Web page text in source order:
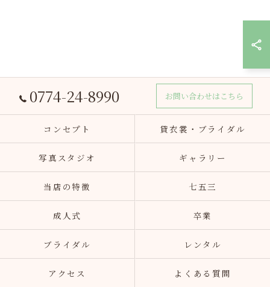
0774-24-8990 お問い合わせはこちら
コンセプト 貸衣裳・ブライダル
写真スタジオ ギャラリー
当店の特徴 七五三
成人式 卒業
ブライダル レンタル
アクセス よくある質問